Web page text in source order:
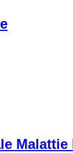
Malattie